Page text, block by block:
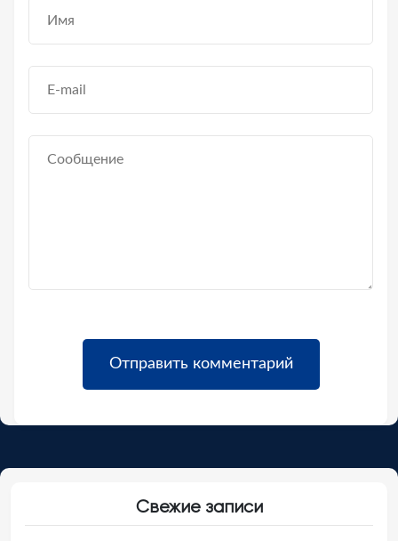
Свежие записи